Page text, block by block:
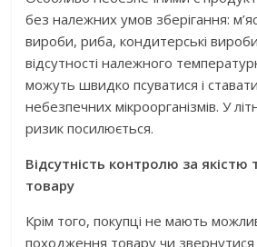
без належних умов зберігання:
вироби, риба, кондитерські
відсутності належного
можуть швидко псуватися і
небезпечних мікроорганізмів. У
ризик посилюється.
Відсутність контролю за
товару
Крім того, покупці не мають
походження товару чи звернутися